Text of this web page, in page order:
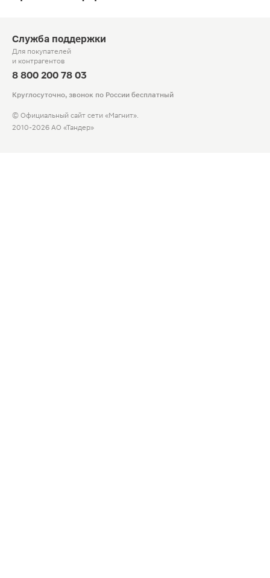
Служба поддержки
Для покупателей
и контрагентов
8 800 200 78 03
Круглосуточно, звонок по России бесплатный
© Официальный сайт сети «Магнит».
2010-2026 АО «Тандер»